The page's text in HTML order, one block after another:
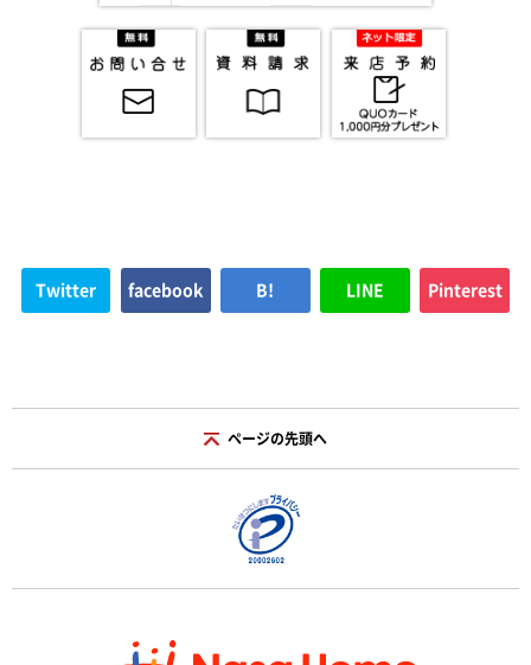
Twitter facebook B! LINE Pinterest
ページの先頭へ